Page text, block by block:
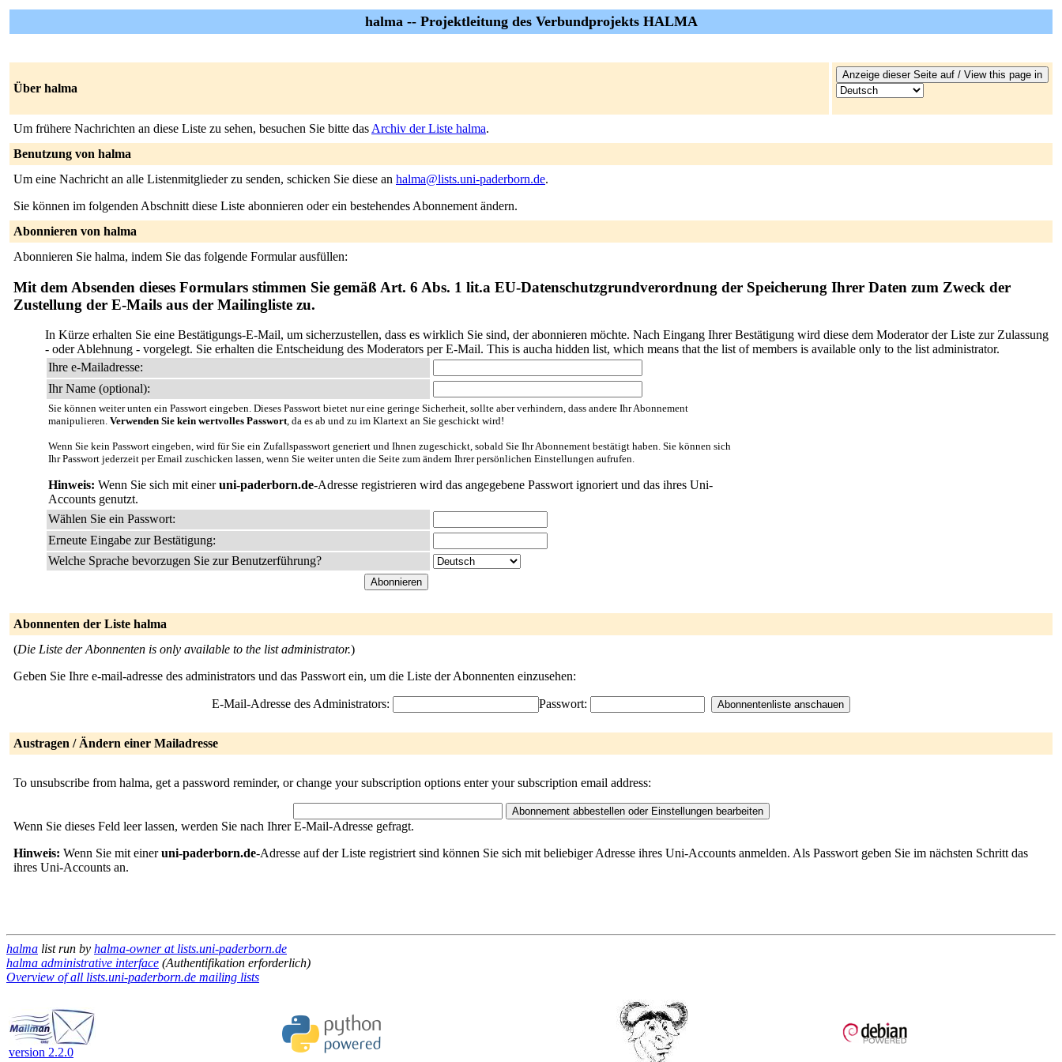
halma -- Projektleitung des Verbundprojekts HALMA
Über halma
Um frühere Nachrichten an diese Liste zu sehen, besuchen Sie bitte das Archiv der Liste halma.
Benutzung von halma
Um eine Nachricht an alle Listenmitglieder zu senden, schicken Sie diese an halma@lists.uni-paderborn.de.
Sie können im folgenden Abschnitt diese Liste abonnieren oder ein bestehendes Abonnement ändern.
Abonnieren von halma
Abonnieren Sie halma, indem Sie das folgende Formular ausfüllen:
Mit dem Absenden dieses Formulars stimmen Sie gemäß Art. 6 Abs. 1 lit.a EU-Datenschutzgrundverordnung der Speicherung Ihrer Daten zum Zweck der
Zustellung der E-Mails aus der Mailingliste zu.
In Kürze erhalten Sie eine Bestätigungs-E-Mail, um sicherzustellen, dass es wirklich Sie sind, der abonnieren möchte. Nach Eingang Ihrer Bestätigung wird diese dem Moderator der Liste zur Zulassung
- oder Ablehnung - vorgelegt. Sie erhalten die Entscheidung des Moderators per E-Mail. This is aucha hidden list, which means that the list of members is available only to the list administrator.
Ihre e-Mailadresse:
Ihr Name (optional):
Sie können weiter unten ein Passwort eingeben. Dieses Passwort bietet nur eine geringe Sicherheit, sollte aber verhindern, dass andere Ihr Abonnement
manipulieren. Verwenden Sie kein wertvolles Passwort, da es ab und zu im Klartext an Sie geschickt wird!
Wenn Sie kein Passwort eingeben, wird für Sie ein Zufallspasswort generiert und Ihnen zugeschickt, sobald Sie Ihr Abonnement bestätigt haben. Sie können sich
Ihr Passwort jederzeit per Email zuschicken lassen, wenn Sie weiter unten die Seite zum ändern Ihrer persönlichen Einstellungen aufrufen.
Hinweis: Wenn Sie sich mit eineruni-paderborn.de-Adresse registrieren wird das angegebene Passwort ignoriert und das ihres Uni-
Accounts genutzt.
Wählen Sie ein Passwort:
Erneute Eingabe zur Bestätigung:
Welche Sprache bevorzugen Sie zur Benutzerführung?
Abonnenten der Liste halma
(Die Liste der Abonnenten is only available to the list administrator.)
Geben Sie Ihre e-mail-adresse des administrators und das Passwort ein, um die Liste der Abonnenten einzusehen:
E-Mail-Adresse des Administrators: Passwort:
Austragen / Ändern einer Mailadresse
To unsubscribe from halma, get a password reminder, or change your subscription options enter your subscription email address:
Wenn Sie dieses Feld leer lassen, werden Sie nach Ihrer E-Mail-Adresse gefragt.
Hinweis: Wenn Sie mit eineruni-paderborn.de-Adresse auf der Liste registriert sind können Sie sich mit beliebiger Adresse ihres Uni-Accounts anmelden. Als Passwort geben Sie im nächsten Schritt das
ihres Uni-Accounts an.
halma list run by halma-owner at lists.uni-paderborn.de
halma administrative interface (Authentifikation erforderlich)
Overview of all lists.uni-paderborn.de mailing lists
version 2.2.0